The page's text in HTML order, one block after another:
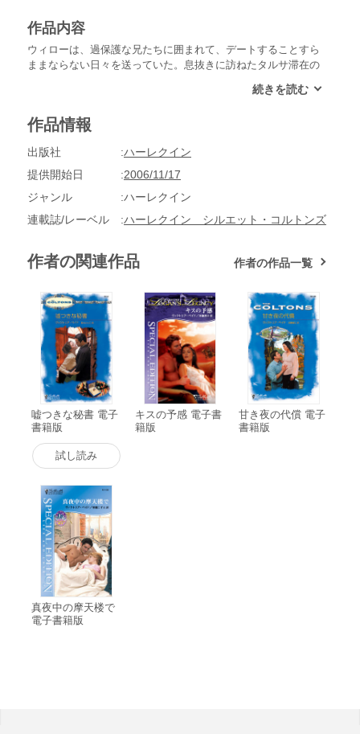
作品内容
ウィローは、過保護な兄たちに囲まれて、デートすることすら
ままならない日々を送っていた。息抜きに訪ねたタルサ滞在の
い夜を初対面の男性タイラーと過ごした。数カ月後、吐き気と
呆然とした。タイラー！私を探しに来てくれたの？だがそんな
かったのだ。
作品情報
出版社
ハーレクイン
提供開始日
2006/11/17
ジャンル
ハーレクイン
連載誌/レーベル
ハーレクイン シルエット・コルトンズ
作者の関連作品 作者の作品一覧
嘘つきな秘書 電子
書籍版
試し読み
キスの予感 電子書
籍版
甘き夜の代償 電子
書籍版
真夜中の摩天楼で
電子書籍版